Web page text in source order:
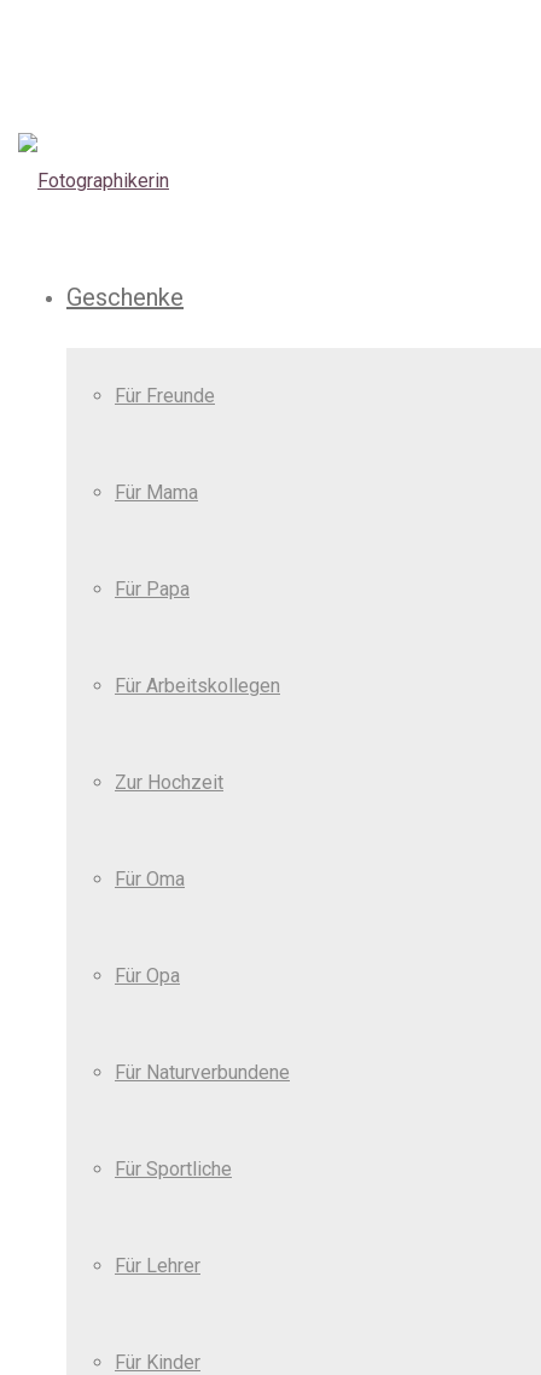
Geschenke
Für Freunde
Für Mama
Für Papa
Für Arbeitskollegen
Zur Hochzeit
Für Oma
Für Opa
Für Naturverbundene
Für Sportliche
Für Lehrer
Für Kinder